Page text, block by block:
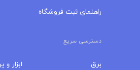
راهنمای ثبت فروشگاه
دسترسی سریع
برق ابزار و